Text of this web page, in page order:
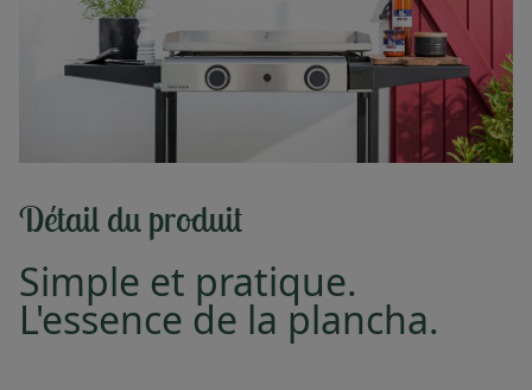
Détail du produit
Simple et pratique.
L'essence de la plancha.